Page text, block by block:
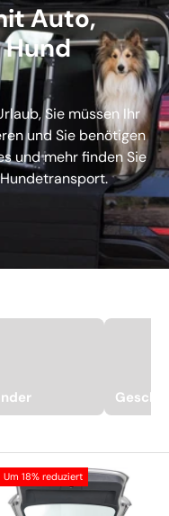
Auto,
Hund
Sie müssen Ihr
und Sie benötigen
und mehr finden Sie
Um 18% reduziert